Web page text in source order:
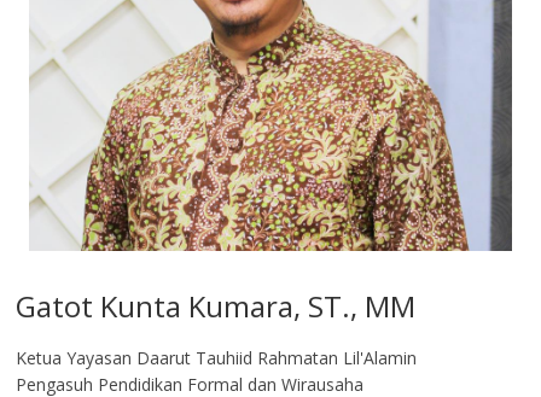
Gatot Kunta Kumara, ST., MM
Ketua Yayasan Daarut Tauhiid Rahmatan Lil'Alamin
Pengasuh Pendidikan Formal dan Wirausaha